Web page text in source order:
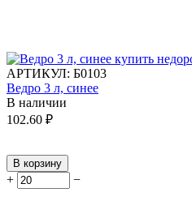
АРТИКУЛ: Б0103
Ведро 3 л, синее
В наличии
102.60 ₽
В корзину
+ −